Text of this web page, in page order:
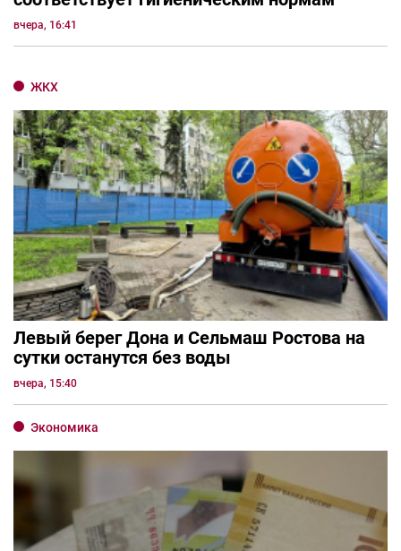
вчера, 16:41
ЖКХ
Левый берег Дона и Сельмаш Ростова на
сутки останутся без воды
вчера, 15:40
Экономика